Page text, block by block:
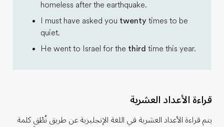
homeless after the earthquake.
I must have asked you twenty times to be
quiet.
He went to Israel for the third time this year.
قراءة الأعداد العشرية
يتم قراءة الأعداد العشرية في اللغة الإنجليزية عن طريق نُطْق كلمة